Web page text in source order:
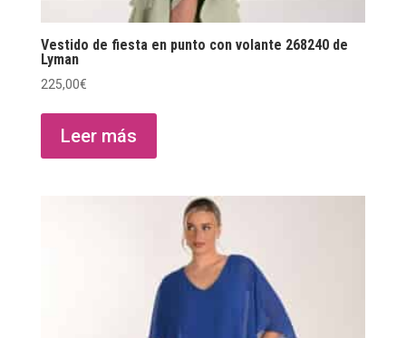
Vestido de fiesta en punto con volante 268240 de
Lyman
225,00€
Leer más